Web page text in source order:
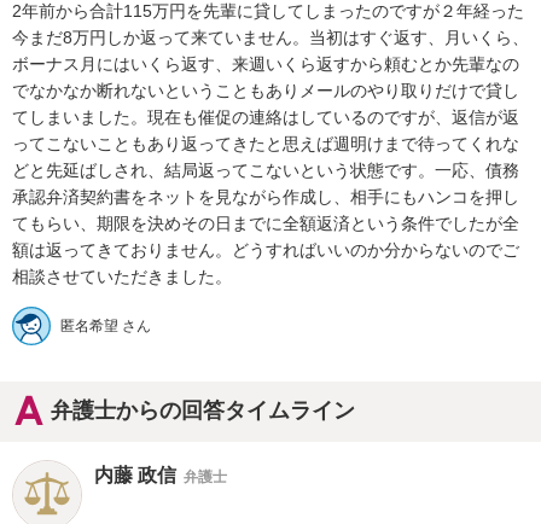
2年前から合計115万円を先輩に貸してしまったのですが２年経った
今まだ8万円しか返って来ていません。当初はすぐ返す、月いくら、
ボーナス月にはいくら返す、来週いくら返すから頼むとか先輩なの
でなかなか断れないということもありメールのやり取りだけで貸し
てしまいました。現在も催促の連絡はしているのですが、返信が返
ってこないこともあり返ってきたと思えば週明けまで待ってくれな
どと先延ばしされ、結局返ってこないという状態です。一応、債務
承認弁済契約書をネットを見ながら作成し、相手にもハンコを押し
てもらい、期限を決めその日までに全額返済という条件でしたが全
額は返ってきておりません。どうすればいいのか分からないのでご
相談させていただきました。
匿名希望 さん
弁護士からの回答タイムライン
内藤 政信 弁護士